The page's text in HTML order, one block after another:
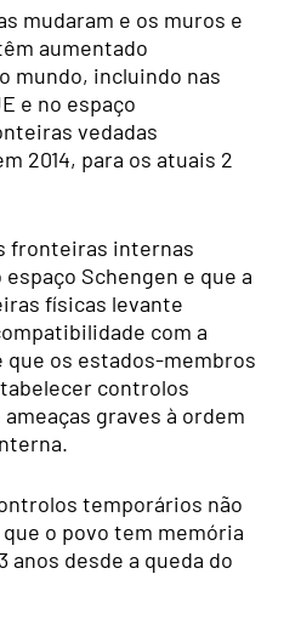
mudaram e os muros e
aumentado
mundo, incluindo nas
e no espaço
vedadas
2014, para os atuais 2
fronteiras internas
Schengen e que a
físicas levante
com a
que os estados-membros
controlos
graves à ordem
temporários não
o povo tem memória
anos desde a queda do